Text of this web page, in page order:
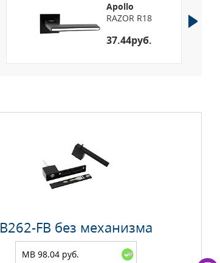
Apollo
RAZOR R18
37.44руб.
B262-FB без механизма
MB 98.04 руб.